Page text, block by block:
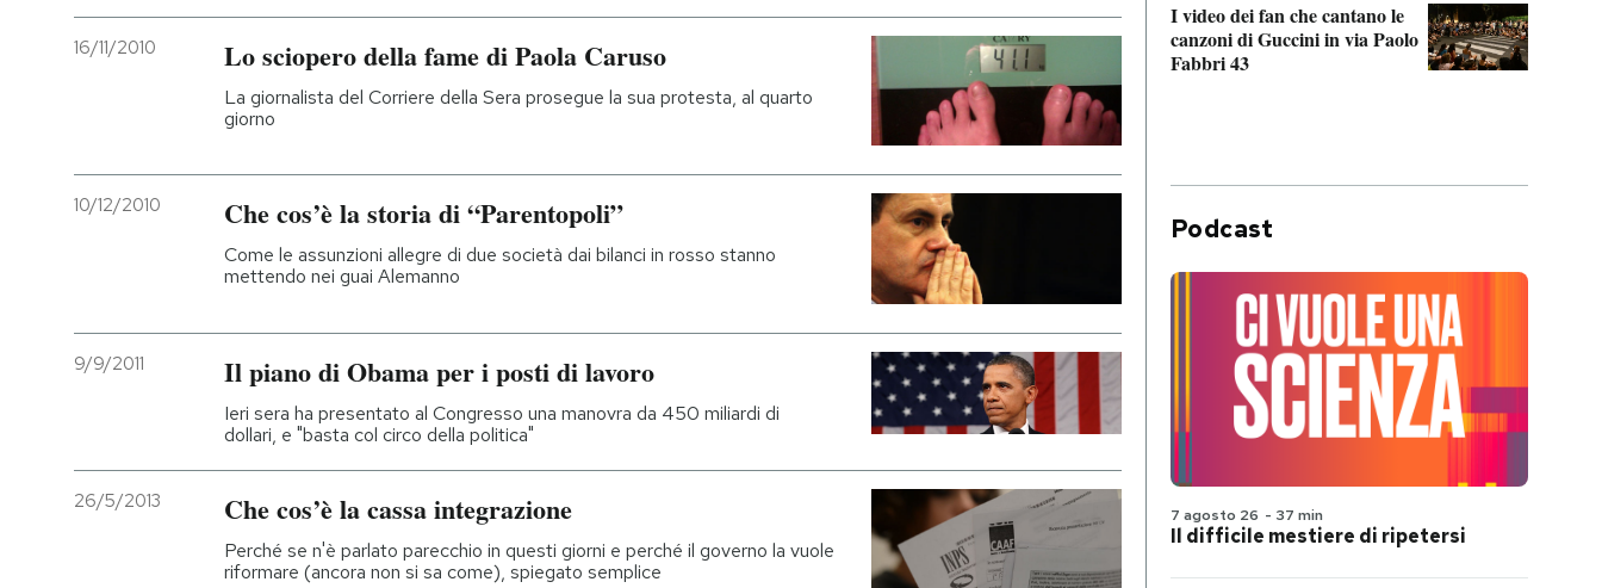
16/11/2010 Lo sciopero della fame di Paola Caruso
La giornalista del Corriere della Sera prosegue la sua protesta, al quarto
giorno
10/12/2010 Che cos’è la storia di “Parentopoli”
Come le assunzioni allegre di due società dai bilanci in rosso stanno
mettendo nei guai Alemanno
9/9/2011 Il piano di Obama per i posti di lavoro
Ieri sera ha presentato al Congresso una manovra da 450 miliardi di
dollari, e "basta col circo della politica"
26/5/2013 Che cos’è la cassa integrazione
Perché se n'è parlato parecchio in questi giorni e perché il governo la vuole
riformare (ancora non si sa come), spiegato semplice
I video dei fan che cantano le
canzoni di Guccini in via Paolo
Fabbri 43
Podcast
7 agosto 26 - 37 min
Il difficile mestiere di ripetersi